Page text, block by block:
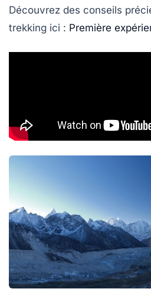
Découvrez des conseils
trekking ici : Première